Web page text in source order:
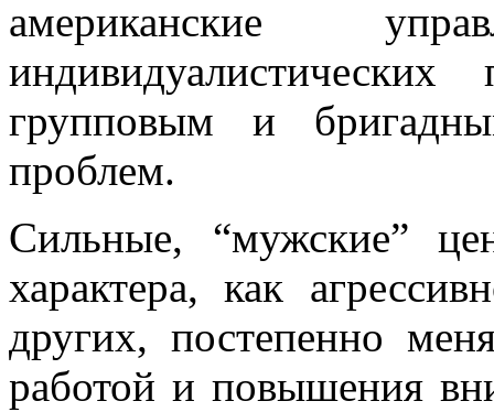
американские
групповым и
проблем.
Сильные, “мужские”
характера, как
других, постепенно
работой и повышения